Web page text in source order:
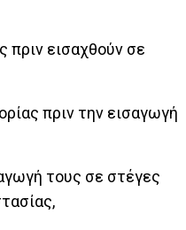
πριν εισαχθούν σε
πριν την εισαγωγή
τους σε στέγες